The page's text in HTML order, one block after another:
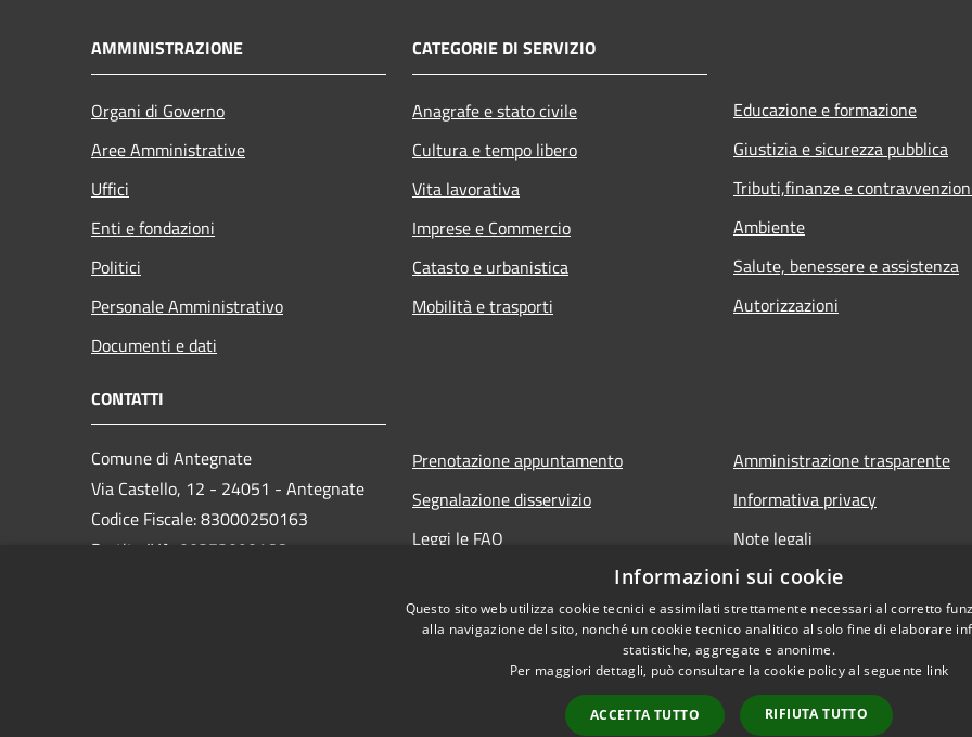
AMMINISTRAZIONE
Organi di Governo
Aree Amministrative
Uffici
Enti e fondazioni
Politici
Personale Amministrativo
Documenti e dati
CATEGORIE DI SERVIZIO
Anagrafe e stato civile
Cultura e tempo libero
Vita lavorativa
Imprese e Commercio
Catasto e urbanistica
Mobilità e trasporti
Educazione e formazione
Giustizia e sicurezza pubblica
Tributi,finanze e
Ambiente
Salute, benessere e assistenza
Autorizzazioni
CONTATTI
Comune di Antegnate
Via Castello, 12 - 24051 - Antegnate
Codice Fiscale: 83000250163
Partita IVA: 00373090166
Prenotazione appuntamento
Segnalazione disservizio
Leggi le FAQ
Amministrazione trasparente
Informativa privacy
Note legali
Dichiarazione di accessibilità
Informazioni sui cookie
Questo sito web utilizza cookie tecnici e assimilati strettamente necessari al corretto
alla navigazione del sito, nonché un cookie tecnico analitico al solo fine di elaborare
statistiche, aggregate e anonime.
Per maggiori dettagli, può consultare la cookie policy al seguente link
ACCETTA TUTTO RIFIUTA TUTTO